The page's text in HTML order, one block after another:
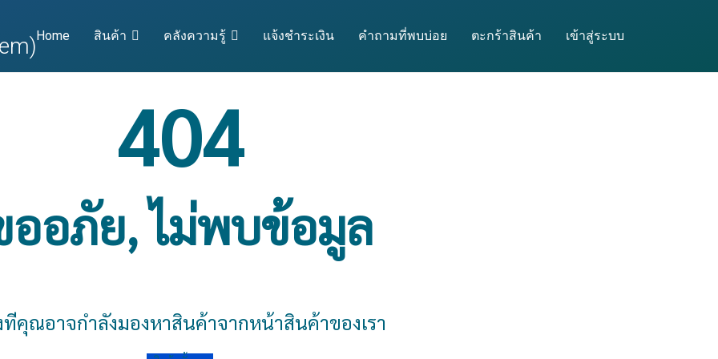
Home สินค้า คลังความรู้ แจ้งชำระเงิน คำถามที่พบบ่อย ตะกร้าสินค้า เข้าสู่ระบบ
404
ออภัย, ไม่พบข้อมูล
ทีคุณอาจกำลังมองหาสินค้าจากหน้าสินค้าของเรา